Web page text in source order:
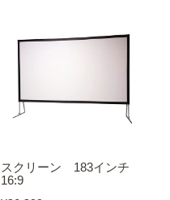
スクリーン 183インチ
16:9